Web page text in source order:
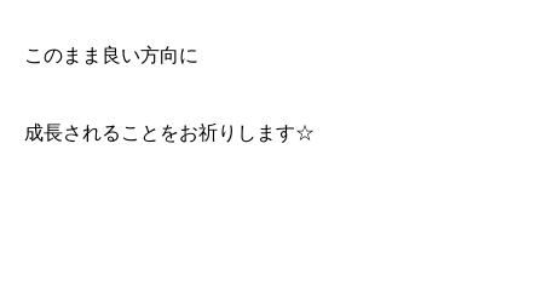
このまま良い方向に
成長されることをお祈りします☆